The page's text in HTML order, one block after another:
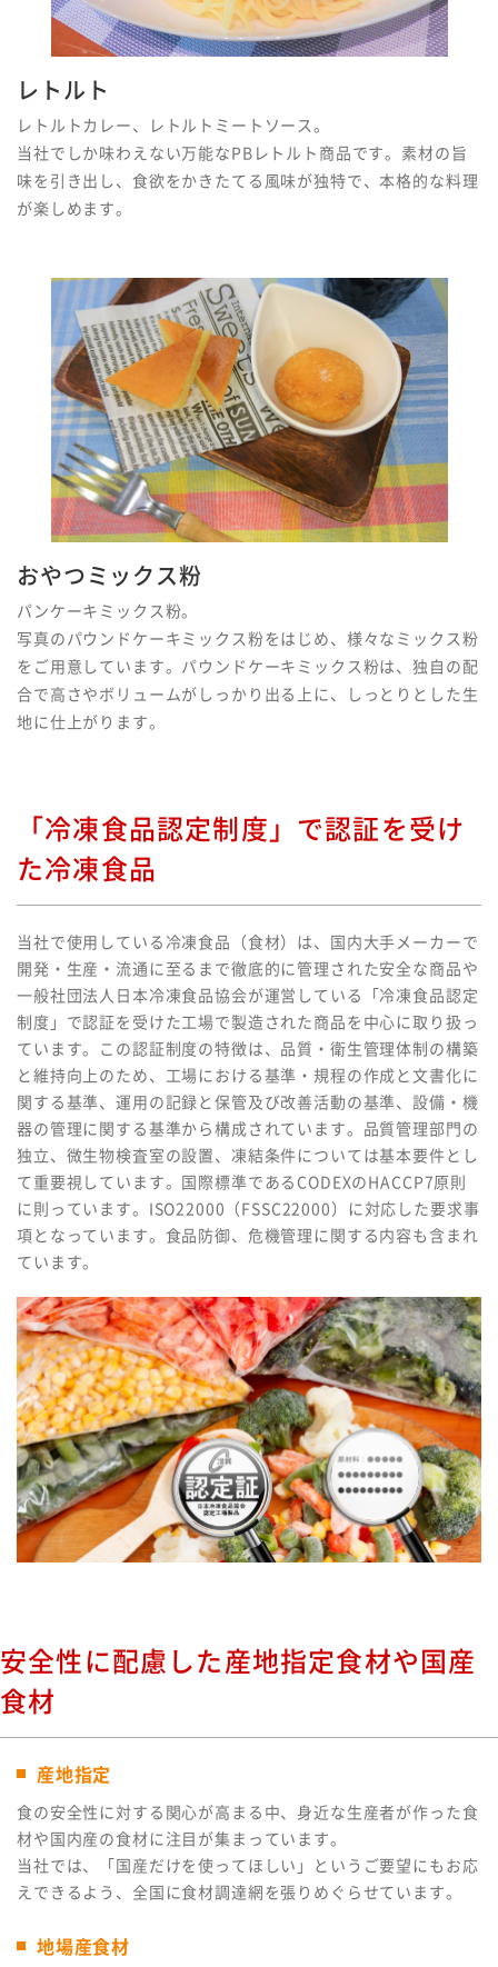
レトルト
レトルトカレー、レトルトミートソース。
当社でしか味わえない万能なPBレトルト商品です。素材の旨
味を引き出し、食欲をかきたてる風味が独特で、本格的な料理
が楽しめます。
おやつミックス粉
パンケーキミックス粉。
写真のパウンドケーキミックス粉をはじめ、様々なミックス粉
をご用意しています。パウンドケーキミックス粉は、独自の配
合で高さやボリュームがしっかり出る上に、しっとりとした生
地に仕上がります。
「冷凍食品認定制度」で認証を受け
た冷凍食品
当社で使用している冷凍食品（食材）は、国内大手メーカーで
開発・生産・流通に至るまで徹底的に管理された安全な商品や
一般社団法人日本冷凍食品協会が運営している「冷凍食品認定
制度」で認証を受けた工場で製造された商品を中心に取り扱っ
ています。この認証制度の特徴は、品質・衛生管理体制の構築
と維持向上のため、工場における基準・規程の作成と文書化に
関する基準、運用の記録と保管及び改善活動の基準、設備・機
器の管理に関する基準から構成されています。品質管理部門の
独立、微生物検査室の設置、凍結条件については基本要件とし
て重要視しています。国際標準であるCODEXのHACCP7原則
に則っています。ISO22000（FSSC22000）に対応した要求事
項となっています。食品防御、危機管理に関する内容も含まれ
ています。
安全性に配慮した産地指定食材や国産
食材
産地指定
食の安全性に対する関心が高まる中、身近な生産者が作った食
材や国内産の食材に注目が集まっています。
当社では、「国産だけを使ってほしい」というご要望にもお応
えできるよう、全国に食材調達網を張りめぐらせています。
地場産食材